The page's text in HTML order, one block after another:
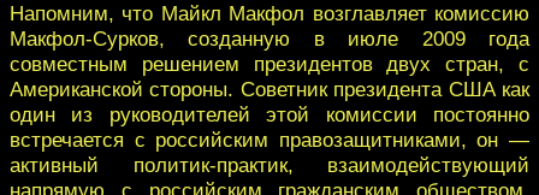
Напомним, что Майкл Макфол возглавляет комиссию
Макфол-Сурков, созданную в июле 2009 года
совместным решением президентов двух стран, с
Американской стороны. Советник президента США как
один из руководителей этой комиссии постоянно
встречается с российским правозащитниками, он —
активный политик-практик, взаимодействующий